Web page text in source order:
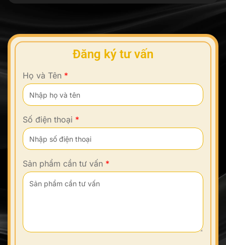
Đăng ký tư vấn
Họ và Tên *
Số điện thoại *
Sản phẩm cần tư vấn *